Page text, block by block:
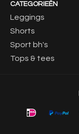
CATEGORIEËN
Leggings
Shorts
Sport bh's
Tops & tees